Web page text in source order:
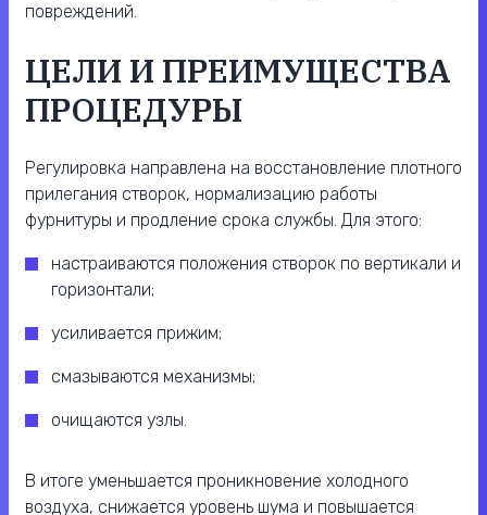
повреждений.
ЦЕЛИ И ПРЕИМУЩЕСТВА
ПРОЦЕДУРЫ
Регулировка направлена на восстановление плотного
прилегания створок, нормализацию работы
фурнитуры и продление срока службы. Для этого:
настраиваются положения створок по вертикали и
горизонтали;
усиливается прижим;
смазываются механизмы;
очищаются узлы.
В итоге уменьшается проникновение холодного
воздуха, снижается уровень шума и повышается